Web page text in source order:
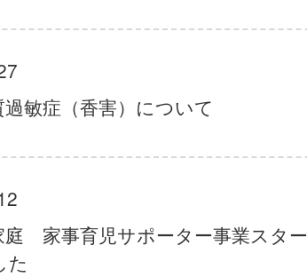
敏症（香害）について
庭 家事育児サポーター事業スター
た